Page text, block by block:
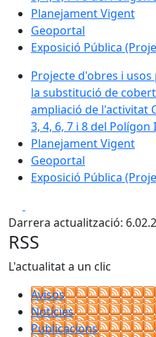
Planejament Vigent
Geoportal
Exposició Pública
Projecte d'obres i
la substitució de
ampliació de l'activitat
3, 4, 6, 7 i 8 del
Planejament Vigent
Geoportal
Exposició Pública
Darrera actualització:
RSS
L'actualitat a un clic
Avisos
Notícies
Publicacions